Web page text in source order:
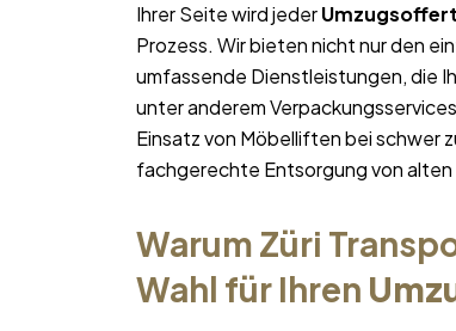
Ihrer Seite wird jeder
Prozess. Wir bieten nicht nur den
umfassende Dienstleistungen, die
unter anderem
Einsatz von Möbelliften bei schwer
fachgerechte Entsorgung von
Warum Züri
Wahl für Ihren